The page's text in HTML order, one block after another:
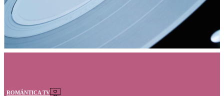
ROMÁNTICA TV